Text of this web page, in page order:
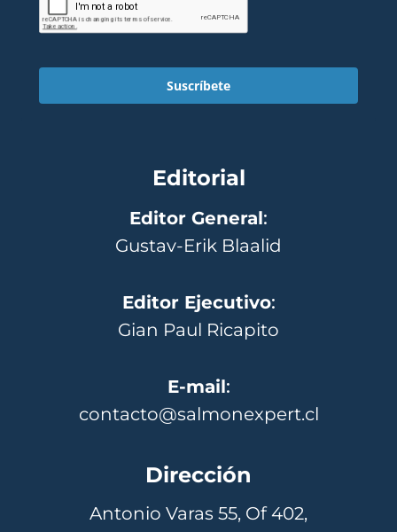
Suscríbete
Editorial
Editor General:
Gustav-Erik Blaalid
Editor Ejecutivo:
Gian Paul Ricapito
E-mail:
contacto@salmonexpert.cl
Dirección
Antonio Varas 55, Of 402,